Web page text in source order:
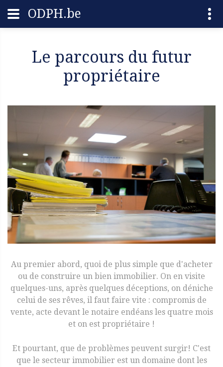
ODPH.be
Le parcours du futur
propriétaire
Au premier abord, quoi de plus simple que d'acheter
ou de construire un bien immobilier. On en visite
quelques-uns, après quelques déceptions, on déniche
celui de ses rêves, il faut faire vite : compromis de
vente, acte devant le notaire endéans les quatre mois
et on est propriétaire !
Et pourtant, que de problèmes peuvent surgir! C'est
que le secteur immobilier est un domaine dont les